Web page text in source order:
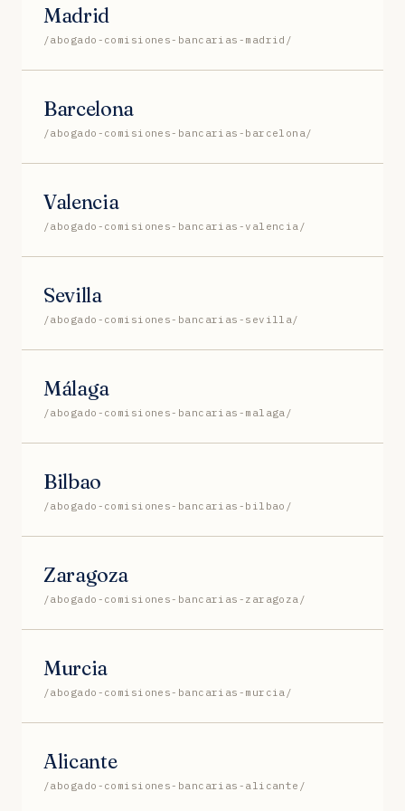
Madrid
/abogado-comisiones-bancarias-madrid/
Barcelona
/abogado-comisiones-bancarias-barcelona/
Valencia
/abogado-comisiones-bancarias-valencia/
Sevilla
/abogado-comisiones-bancarias-sevilla/
Málaga
/abogado-comisiones-bancarias-malaga/
Bilbao
/abogado-comisiones-bancarias-bilbao/
Zaragoza
/abogado-comisiones-bancarias-zaragoza/
Murcia
/abogado-comisiones-bancarias-murcia/
Alicante
/abogado-comisiones-bancarias-alicante/